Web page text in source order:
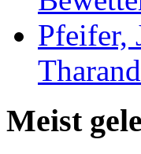
Pfeifer,
Meist